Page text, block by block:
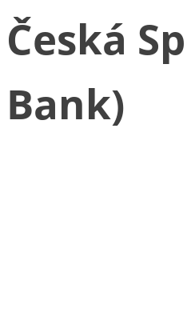
Česká
Bank)